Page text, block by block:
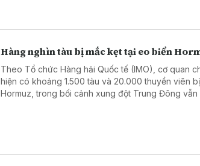
Hàng nghìn tàu bị mắc kẹt tại eo biển
Theo Tổ chức Hàng hải Quốc tế (IMO), cơ quan
hiện có khoảng 1.500 tàu và 20.000 thuyền viên
Hormuz, trong bối cảnh xung đột Trung Đông vẫn